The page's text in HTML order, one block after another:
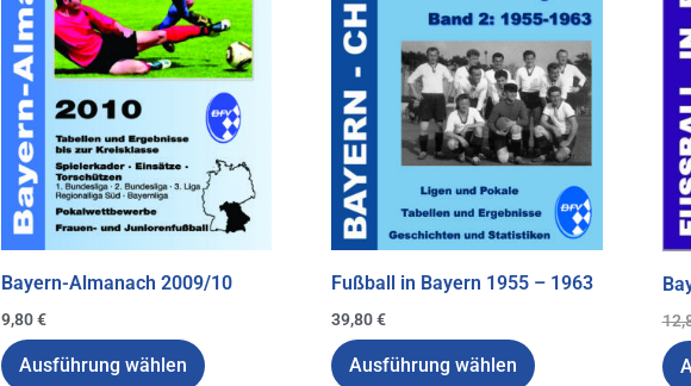
Bayern-Almanach 2009/10
9,80€
Ausführung wählen
Fußball in Bayern 1955 – 1963
39,80€
Ausführung wählen